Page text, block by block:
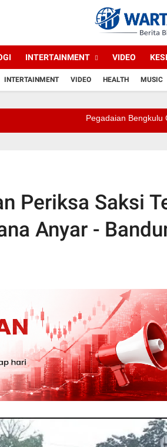
INTERTAINMENT VIDEO
INTERTAINMENT VIDEO HEALTH MUSIC
Pegadaian Bengkulu Catat
Periksa Saksi
Anyar -